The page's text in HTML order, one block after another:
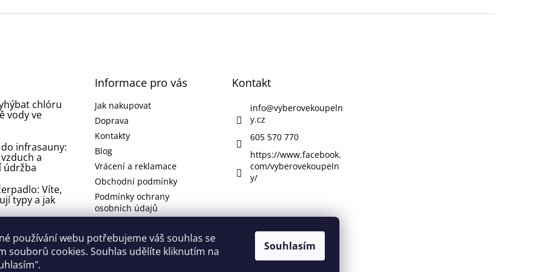
používání webu potřebujeme váš souhlas se
souborů cookies. Souhlas udělíte kliknutím na
Souhlasím
chlóru
vody ve
infrasauny:
a
údržba
Víte,
typy a jak
nebo
jak se jí
odstranit ji?
Informace pro vás
Jak nakupovat
Doprava
Kontakty
Blog
Vrácení a reklamace
Obchodní podmínky
Podmínky ochrany
osobních údajů
Kontakt
info@vyberovekoupeln
y.cz
605 570 770
https://www.facebook.
com/vyberovekoupeln
y/